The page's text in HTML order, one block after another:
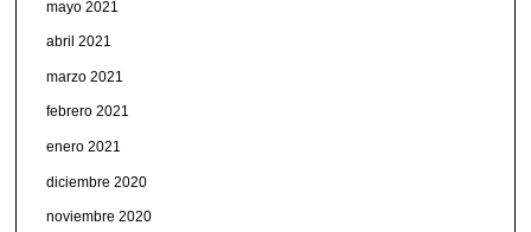
mayo 2021
abril 2021
marzo 2021
febrero 2021
enero 2021
diciembre 2020
noviembre 2020